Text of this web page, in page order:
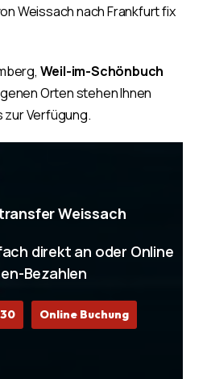
Weissach nach Frankfurt fix
Weil-im-Schönbuch
Orten stehen Ihnen
Verfügung.
Weissach
direkt an oder Online
Bezahlen
Online Buchung